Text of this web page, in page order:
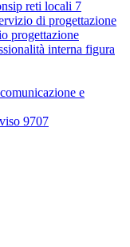
reti locali 7
di progettazione
progettazione
interna figura
e
9707